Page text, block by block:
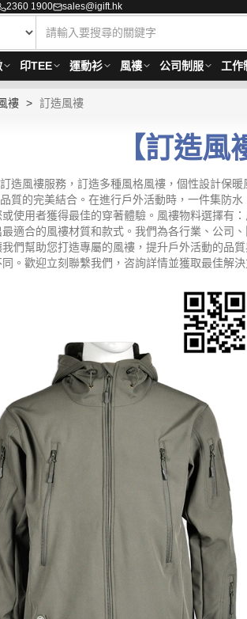
2360 1900 sales@igift.hk
印TEE 運動衫 風褸 公司制服 工作
褸 訂造風褸
【訂造
造風褸服務，訂造多種風格風褸，個性設計保
質的完美結合。在進行戶外活動時，一件集防
使用者獲得最佳的穿著體驗。風褸物料選擇有
適合的風褸材質和款式。我們為各行業、公司
們幫助您打造專屬的風褸，提升戶外活動的品
。歡迎立刻聯繫我們，咨詢詳情並獲取最佳解決